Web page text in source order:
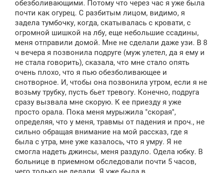
обезболивающими. Потому что через час я уже была
почти как огурец. С разбитым лицом, видимо, я
задела тумбочку, когда, скатывалась с кровати, с
огромной шишкой на лбу, еще небольшие ссадины,
меня отправили домой. Мне не сделали даже узи. В 8
ч вечера я позвонила подруге (муж улетел, да я ему и
не стала говорить), сказала, что мне стало опять
очень плохо, что я пью обезболивающее и
снотворное. И, чтобы она позвонила утром, если я не
возьму трубку, пусть бьет тревогу. Конечно, подруга
сразу вызвала мне скорую. К ее приезду я уже
просто орала. Пока меня мурыжила "скорая",
определяя, что у меня, травмы от падения и проч., не
сильно обращая внимание на мой рассказ, где я
была с утра, мне уже казалось, что я умру. Я не
смогла надеть джинсы, меня раздуло. Одела юбку. В
больнице в приемном обследовали почти 5 часов,